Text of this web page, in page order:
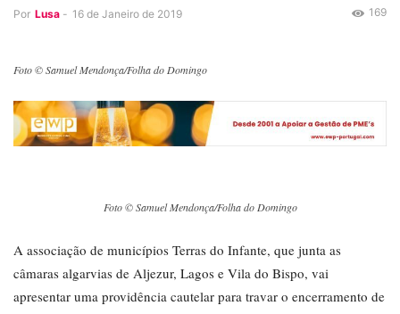
Por Lusa - 16 de Janeiro de 2019 169
Foto © Samuel Mendonça/Folha do Domingo
Foto © Samuel Mendonça/Folha do Domingo
A associação de municípios Terras do Infante, que junta as
câmaras algarvias de Aljezur, Lagos e Vila do Bispo, vai
apresentar uma providência cautelar para travar o encerramento de